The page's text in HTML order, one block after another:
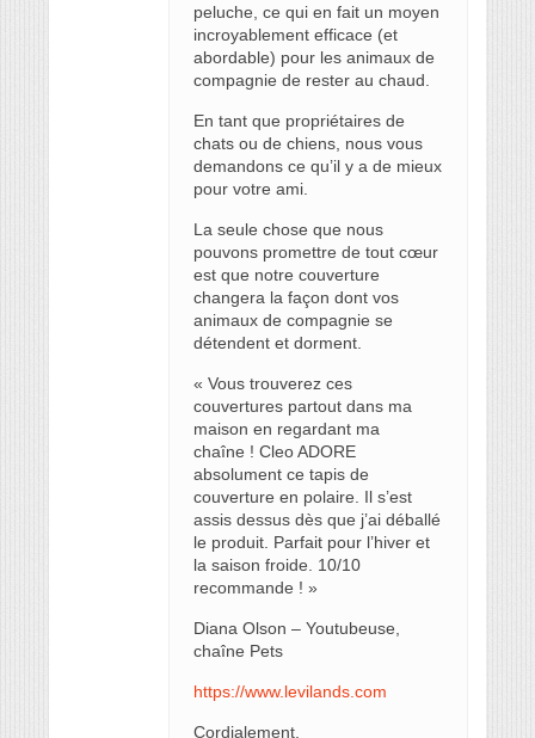
peluche, ce qui en fait un moyen
incroyablement efficace (et
abordable) pour les animaux de
compagnie de rester au chaud.
En tant que propriétaires de
chats ou de chiens, nous vous
demandons ce qu’il y a de mieux
pour votre ami.
La seule chose que nous
pouvons promettre de tout cœur
est que notre couverture
changera la façon dont vos
animaux de compagnie se
détendent et dorment.
« Vous trouverez ces
couvertures partout dans ma
maison en regardant ma
chaîne ! Cleo ADORE
absolument ce tapis de
couverture en polaire. Il s’est
assis dessus dès que j’ai déballé
le produit. Parfait pour l’hiver et
la saison froide. 10/10
recommande ! »
Diana Olson – Youtubeuse,
chaîne Pets
https://www.levilands.com
Cordialement,